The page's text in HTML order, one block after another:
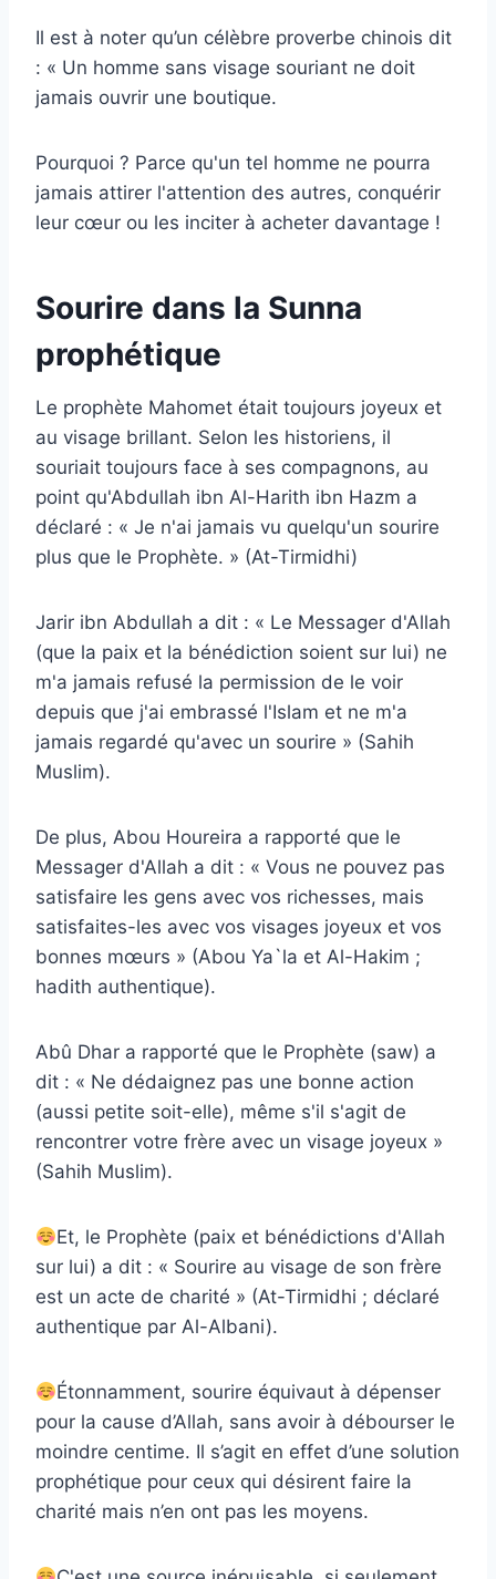
Il est à noter qu’un célèbre proverbe chinois dit
: « Un homme sans visage souriant ne doit
jamais ouvrir une boutique.
Pourquoi ? Parce qu'un tel homme ne pourra
jamais attirer l'attention des autres, conquérir
leur cœur ou les inciter à acheter davantage !
Sourire dans la Sunna
prophétique
Le prophète Mahomet était toujours joyeux et
au visage brillant. Selon les historiens, il
souriait toujours face à ses compagnons, au
point qu'Abdullah ibn Al-Harith ibn Hazm a
déclaré : « Je n'ai jamais vu quelqu'un sourire
plus que le Prophète. » (At-Tirmidhi)
Jarir ibn Abdullah a dit : « Le Messager d'Allah
(que la paix et la bénédiction soient sur lui) ne
m'a jamais refusé la permission de le voir
depuis que j'ai embrassé l'Islam et ne m'a
jamais regardé qu'avec un sourire » (Sahih
Muslim).
De plus, Abou Houreira a rapporté que le
Messager d'Allah a dit : « Vous ne pouvez pas
satisfaire les gens avec vos richesses, mais
satisfaites-les avec vos visages joyeux et vos
bonnes mœurs » (Abou Ya`la et Al-Hakim ;
hadith authentique).
Abû Dhar a rapporté que le Prophète (saw) a
dit : « Ne dédaignez pas une bonne action
(aussi petite soit-elle), même s'il s'agit de
rencontrer votre frère avec un visage joyeux »
(Sahih Muslim).
Et, le Prophète (paix et bénédictions d'Allah
sur lui) a dit : « Sourire au visage de son frère
est un acte de charité » (At-Tirmidhi ; déclaré
authentique par Al-Albani).
Étonnamment, sourire équivaut à dépenser
pour la cause d’Allah, sans avoir à débourser le
moindre centime. Il s’agit en effet d’une solution
prophétique pour ceux qui désirent faire la
charité mais n’en ont pas les moyens.